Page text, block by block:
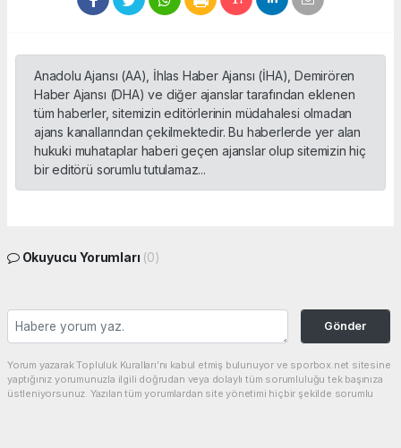
Anadolu Ajansı (AA), İhlas Haber Ajansı (İHA), Demirören
Haber Ajansı (DHA) ve diğer ajanslar tarafından eklenen
tüm haberler, sitemizin editörlerinin müdahalesi olmadan
ajans kanallarından çekilmektedir. Bu haberlerde yer alan
hukuki muhataplar haberi geçen ajanslar olup sitemizin hiç
bir editörü sorumlu tutulamaz...
Okuyucu Yorumları (0)
Gönder
Yorum yazarak Topluluk Kuralları’nı kabul etmiş bulunuyor ve sporbox.net sitesine
yaptığınız yorumunuzla ilgili doğrudan veya dolaylı tüm sorumluluğu tek başınıza
üstleniyorsunuz. Yazılan tüm yorumlardan site yönetimi hiçbir şekilde sorumlu